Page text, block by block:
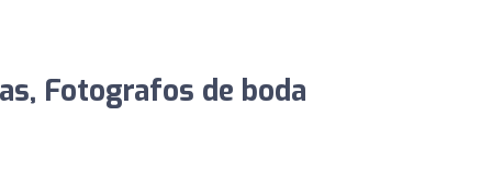
Fotografos de boda